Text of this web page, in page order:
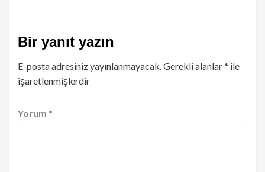
Bir yanıt yazın
E-posta adresiniz yayınlanmayacak. Gerekli alanlar* ile
işaretlenmişlerdir
Yorum *